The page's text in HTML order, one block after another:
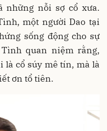
những nỗi sợ cổ xưa.
một người Dao tại
sống động cho sự
quan niệm rằng,
là cổ súy mê tín, mà là
ơn tổ tiên.